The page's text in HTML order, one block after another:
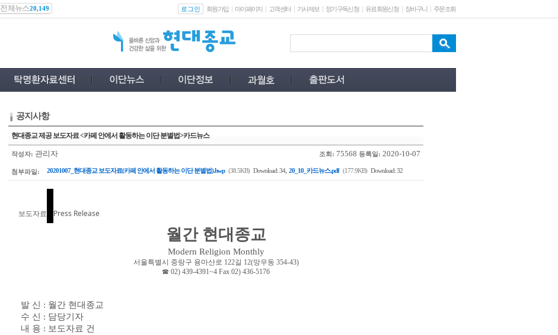
전체뉴스20,149 로그인 회원가입 마이페이지 고객센터 기사제보 정기구독신청 유료회원신청 장바구니 주문조회
공지사항
현대종교 제공 보도자료 <카페 안에서 활동하는 이단 분별법>카드뉴스
작성자: 관리자 조회: 75568 등록일: 2020-10-07
첨부파일: 20201007_현대종교 보도자료(카페 안에서 활동하는 이단 분별법).hwp (38.5KB) Download: 34, 20_10_카드뉴스.pdf (177.9KB) Download: 32
보도자료 Press Release
월간 현대종교
Modern Religion Monthly
서울특별시 중랑구 용마산로 122길 12(망우동 354-43)
☎ 02) 439-4391~4 Fax 02) 436-5176
발 신 : 월간 현대종교
수 신 : 담당기자
내 용 : 보도자료 건